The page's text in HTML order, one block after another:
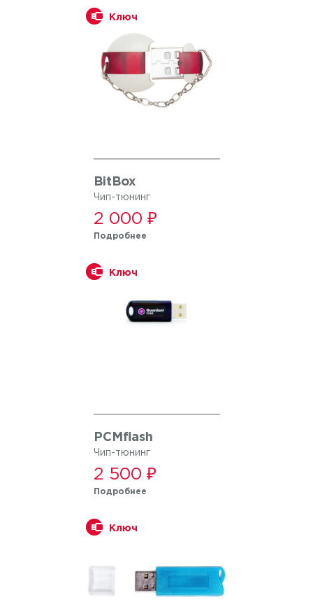
Ключ
BitBox
Чип-тюнинг
2 000 ₽
Подробнее
Ключ
PCMflash
Чип-тюнинг
2 500 ₽
Подробнее
Ключ